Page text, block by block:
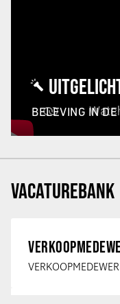
BELEVING IN
VACATUREBANK